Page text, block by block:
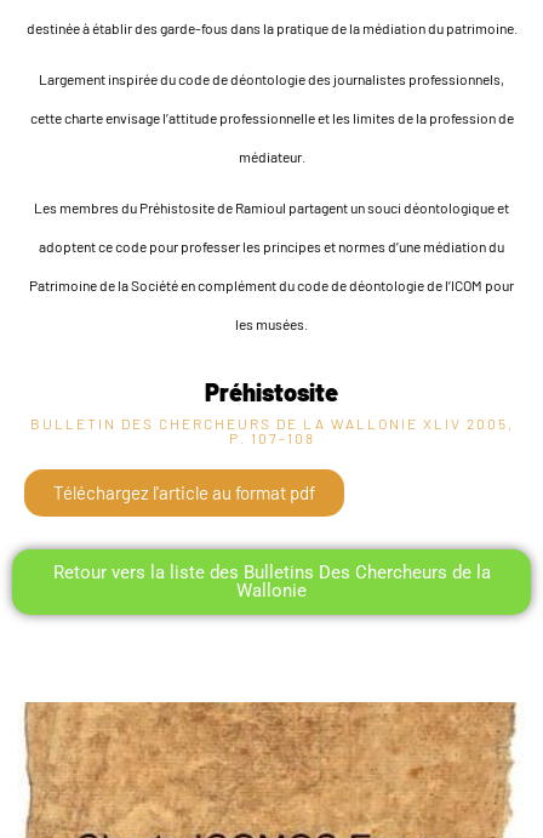
destinée à établir des garde-fous dans la pratique de la médiation du patrimoine.
Largement inspirée du code de déontologie des journalistes professionnels,
cette charte envisage l’attitude professionnelle et les limites de la profession de
médiateur.
Les membres du Préhistosite de Ramioul partagent un souci déontologique et
adoptent ce code pour professer les principes et normes d’une médiation du
Patrimoine de la Société en complément du code de déontologie de l’ICOM pour
les musées.
Préhistosite
BULLETIN DES CHERCHEURS DE LA WALLONIE XLIV 2005,
P. 107-108
Téléchargez l'article au format pdf
Retour vers la liste des Bulletins Des Chercheurs de la
Wallonie